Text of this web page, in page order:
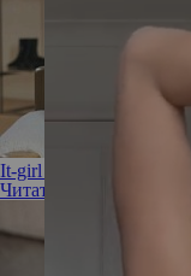
It-girl сумки:
Читать полностью